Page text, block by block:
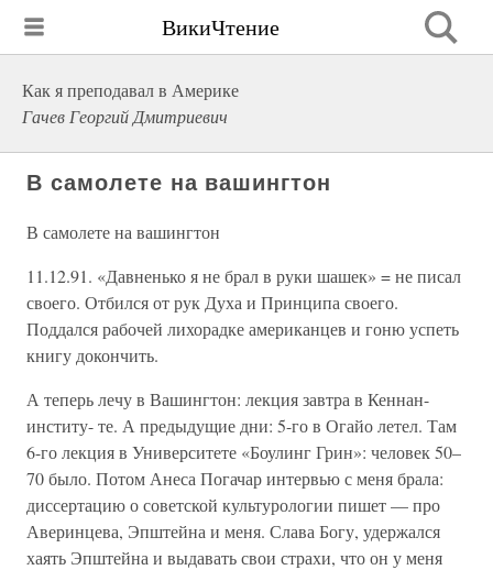
ВикиЧтение
Как я преподавал в Америке
Гачев Георгий Дмитриевич
В самолете на вашингтон
В самолете на вашингтон
11.12.91. «Давненько я не брал в руки шашек» = не писал
своего. Отбился от рук Духа и Принципа своего.
Поддался рабочей лихорадке американцев и гоню успеть
книгу докончить.
А теперь лечу в Вашингтон: лекция завтра в Кеннан-
институ- те. А предыдущие дни: 5-го в Огайо летел. Там
6-го лекция в Университете «Боулинг Грин»: человек 50–
70 было. Потом Анеса Погачар интервью с меня брала:
диссертацию о советской культурологии пишет — про
Аверинцева, Эпштейна и меня. Слава Богу, удержался
хаять Эпштейна и выдавать свои страхи, что он у меня